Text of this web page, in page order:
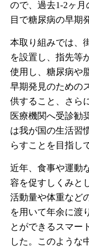
ので、過去1-2ヶ
目で糖尿病の早期
本取り組みでは、
を設置し、指先等
使用し、糖尿病や
早期発見のための
供すること、さら
医療機関へ受診勧
は我が国の生活習
らすことを目指し
近年、食事や運動
容を促すしくみと
活動量や体重など
を用いて年余に渡
とができるスマー
した。このような